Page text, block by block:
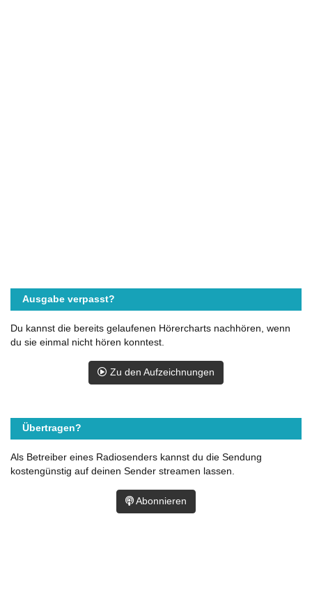
Ausgabe verpasst?
Du kannst die bereits gelaufenen Hörercharts nachhören, wenn
du sie einmal nicht hören konntest.
Zu den Aufzeichnungen
Übertragen?
Als Betreiber eines Radiosenders kannst du die Sendung
kostengünstig auf deinen Sender streamen lassen.
Abonnieren